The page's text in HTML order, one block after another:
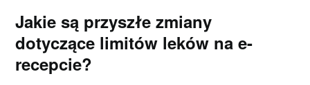
Jakie są przyszłe zmiany
dotyczące limitów leków na e-
recepcie?